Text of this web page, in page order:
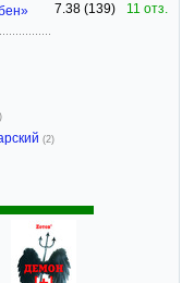
7.38 (139) 11 отз.
(2)